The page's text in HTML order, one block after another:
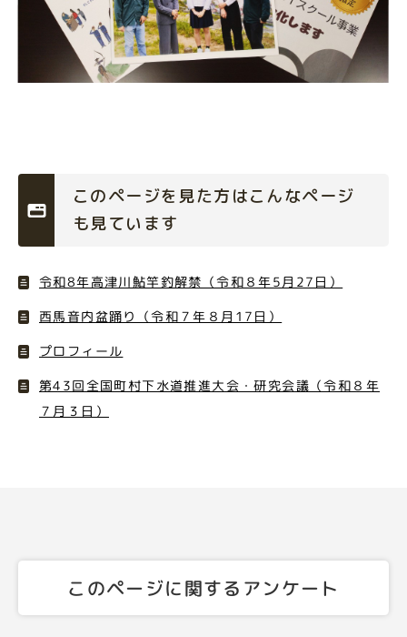
このページを見た方はこんなページ
も見ています
令和8年高津川鮎竿釣解禁（令和８年5月27日）
西馬音内盆踊り（令和７年８月17日）
プロフィール
第43回全国町村下水道推進大会・研究会議（令和８年
７月３日）
このページに関するアンケート